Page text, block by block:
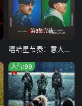
第8集完结
嘻哈星节奏：意大利篇第三季
人气:99